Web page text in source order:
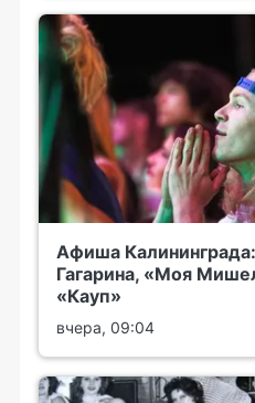
Афиша
Гагарина, «Моя
«Кауп»
вчера, 09:04